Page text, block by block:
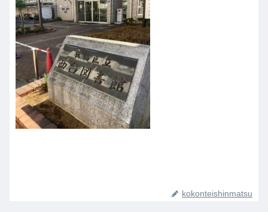
kokonteishinmatsu